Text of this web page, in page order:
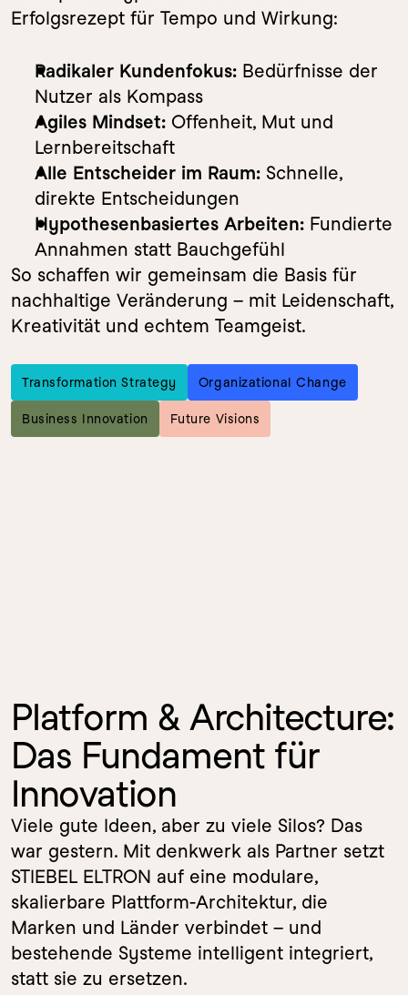
Erfolgsrezept für Tempo und Wirkung:
Radikaler Kundenfokus: Bedürfnisse der
Nutzer als Kompass
Agiles Mindset: Offenheit, Mut und
Lernbereitschaft
Alle Entscheider im Raum: Schnelle,
direkte Entscheidungen
Hypothesenbasiertes Arbeiten: Fundierte
Annahmen statt Bauchgefühl
So schaffen wir gemeinsam die Basis für
nachhaltige Veränderung – mit Leidenschaft,
Kreativität und echtem Teamgeist.
Transformation Strategy Organizational Change
Business Innovation Future Visions
Platform & Architecture:
Das Fundament für
Innovation
Viele gute Ideen, aber zu viele Silos? Das
war gestern. Mit denkwerk als Partner setzt
STIEBEL ELTRON auf eine modulare,
skalierbare Plattform-Architektur, die
Marken und Länder verbindet – und
bestehende Systeme intelligent integriert,
statt sie zu ersetzen.